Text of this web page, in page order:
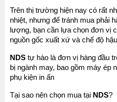
Trên thị trường hiện nay có rất
nhiệt, nhưng để tránh mua phải
lượng, bạn cần lựa chọn đơn vị
nguồn gốc xuất xứ và chế độ
NDS tự hào là đơn vị hàng đầu
bị ngành may, bao gồm máy ép
phụ kiện in ấn
Tại sao nên chọn mua tại NDS?